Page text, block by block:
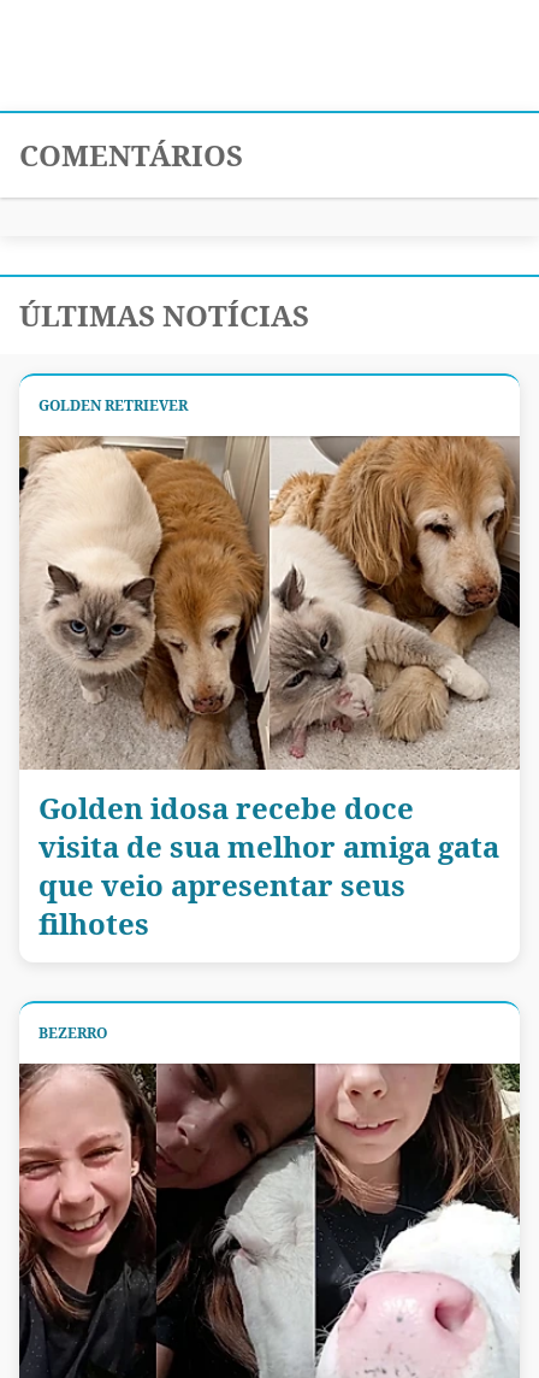
COMENTÁRIOS
ÚLTIMAS NOTÍCIAS
GOLDEN RETRIEVER
Golden idosa recebe doce
visita de sua melhor amiga gata
que veio apresentar seus
filhotes
BEZERRO